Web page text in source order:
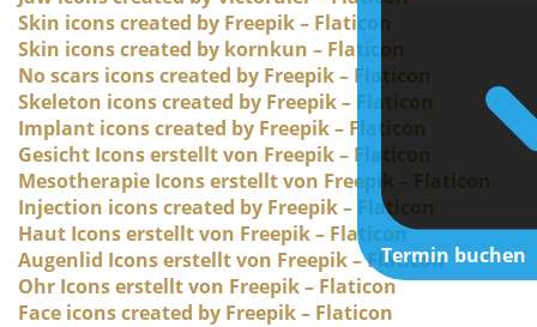
Termin buchen
Skin icons created by Freepik – Flaticon
Skin icons created by kornkun – Flaticon
No scars icons created by Freepik – Flaticon
Skeleton icons created by Freepik – Flaticon
Implant icons created by Freepik – Flaticon
Gesicht Icons erstellt von Freepik – Flaticon
Mesotherapie Icons erstellt von Freepik – Flaticon
Injection icons created by Freepik – Flaticon
Haut Icons erstellt von Freepik – Flaticon
Augenlid Icons erstellt von Freepik – Flaticon
Ohr Icons erstellt von Freepik – Flaticon
Face icons created by Freepik – Flaticon